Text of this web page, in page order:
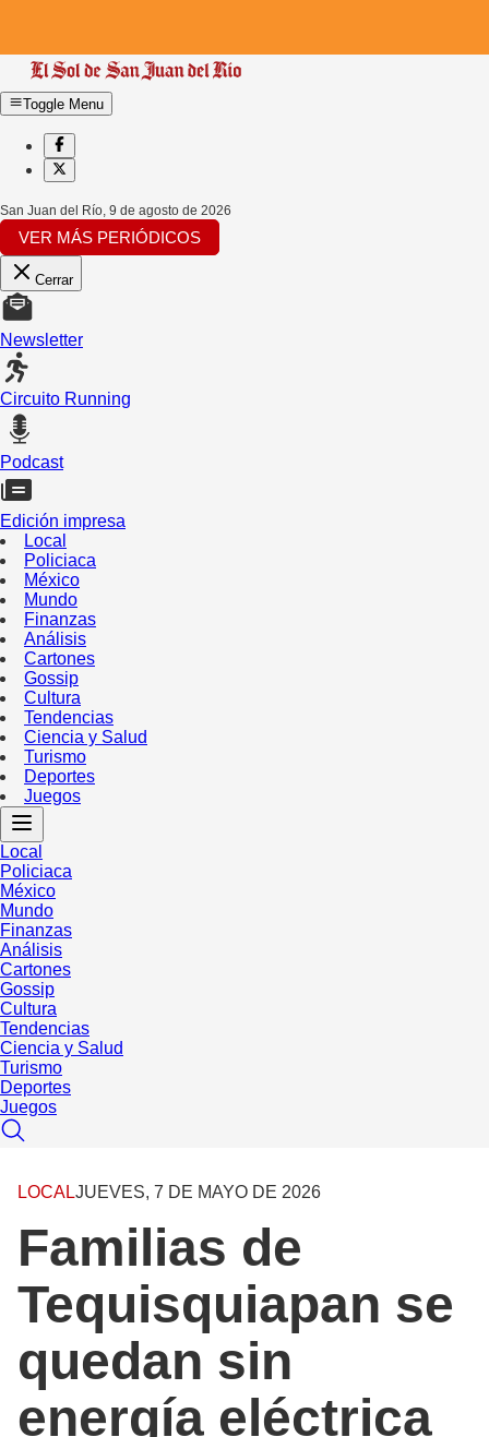
Toggle Menu
San Juan del Río, 9 de agosto de 2026
VER MÁS PERIÓDICOS
Cerrar
Newsletter
Circuito Running
Podcast
Edición impresa
Local
Policiaca
México
Mundo
Finanzas
Análisis
Cartones
Gossip
Cultura
Tendencias
Ciencia y Salud
Turismo
Deportes
Juegos
Local
Policiaca
México
Mundo
Finanzas
Análisis
Cartones
Gossip
Cultura
Tendencias
Ciencia y Salud
Turismo
Deportes
Juegos
LOCALJUEVES, 7 DE MAYO DE 2026
Familias de
Tequisquiapan se
quedan sin
energía eléctrica